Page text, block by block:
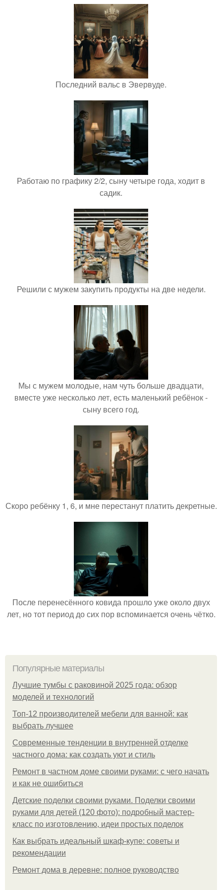
Последний вальс в Эвервуде.
Работаю по графику 2/2, сыну четыре года, ходит в
садик.
Решили с мужем закупить продукты на две недели.
Мы с мужем молодые, нам чуть больше двадцати,
вместе уже несколько лет, есть маленький ребёнок -
сыну всего год.
Скоро ребёнку 1, 6, и мне перестанут платить декретные.
После перенесённого ковида прошло уже около двух
лет, но тот период до сих пор вспоминается очень чётко.
Популярные материалы
Лучшие тумбы с раковиной 2025 года: обзор
моделей и технологий
Топ-12 производителей мебели для ванной: как
выбрать лучшее
Современные тенденции в внутренней отделке
частного дома: как создать уют и стиль
Ремонт в частном доме своими руками: с чего начать
и как не ошибиться
Детские поделки своими руками. Поделки своими
руками для детей (120 фото): подробный мастер-
класс по изготовлению, идеи простых поделок
Как выбрать идеальный шкаф-купе: советы и
рекомендации
Ремонт дома в деревне: полное руководство